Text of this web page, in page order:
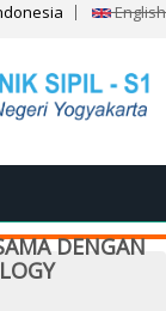
English
DENGAN